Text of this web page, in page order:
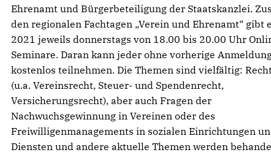
Ehrenamt und Bürgerbeteiligung der Staatskanzlei.
den regionalen Fachtagen „Verein und Ehrenamt“ gibt
2021 jeweils donnerstags von 18.00 bis 20.00 Uhr
Seminare. Daran kann jeder ohne vorherige
kostenlos teilnehmen. Die Themen sind vielfältig:
(u.a. Vereinsrecht, Steuer- und Spendenrecht,
Versicherungsrecht), aber auch Fragen der
Nachwuchsgewinnung in Vereinen oder des
Freiwilligenmanagements in sozialen Einrichtungen
Diensten und andere aktuelle Themen werden